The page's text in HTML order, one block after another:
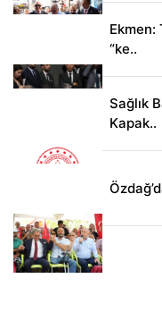
Ekmen:
“ke..
Sağlık
Kapak..